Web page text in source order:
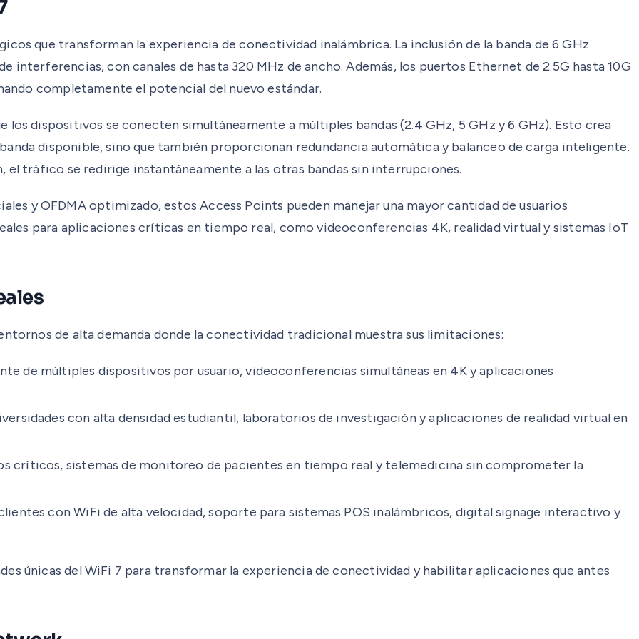
que transforman la experiencia de conectividad inalámbrica. La inclusión de la banda de 6 GHz
con canales de hasta 320 MHz de ancho. Además, los puertos Ethernet de 2.5G hasta 10G
completamente el potencial del nuevo estándar.
dispositivos se conecten simultáneamente a múltiples bandas (2.4 GHz, 5 GHz y 6 GHz). Esto crea
disponible, sino que también proporcionan redundancia automática y balanceo de carga inteligente.
tráfico se redirige instantáneamente a las otras bandas sin interrupciones.
y OFDMA optimizado, estos Access Points pueden manejar una mayor cantidad de usuarios
para aplicaciones críticas en tiempo real, como videoconferencias 4K, realidad virtual y sistemas IoT
de alta demanda donde la conectividad tradicional muestra sus limitaciones:
de múltiples dispositivos por usuario, videoconferencias simultáneas en 4K y aplicaciones
con alta densidad estudiantil, laboratorios de investigación y aplicaciones de realidad virtual en
críticos, sistemas de monitoreo de pacientes en tiempo real y telemedicina sin comprometer la
con WiFi de alta velocidad, soporte para sistemas POS inalámbricos, digital signage interactivo y
únicas del WiFi 7 para transformar la experiencia de conectividad y habilitar aplicaciones que antes